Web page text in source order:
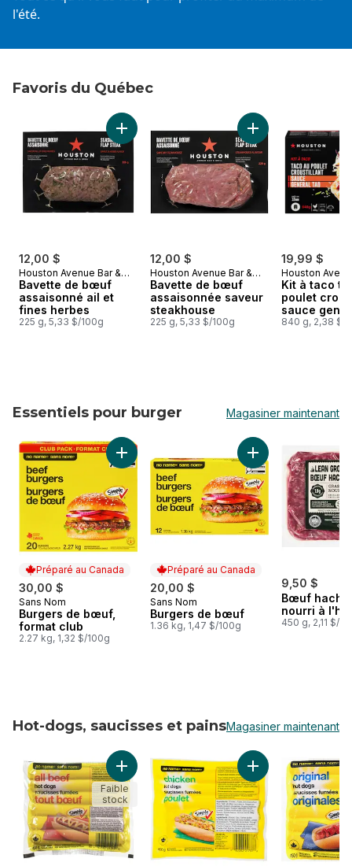
l'été.
Favoris du Québec
sauter Favoris du Québec
12,00 $
Houston Avenue Bar &
Grill
Bavette de bœuf
assaisonné ail et
fines herbes
225 g, 5,33 $/100g
Ajouter Bavette de bœuf assaisonné ail et
12,00 $
Houston Avenue Bar &
Grill
Bavette de bœuf
assaisonnée saveur
steakhouse
225 g, 5,33 $/100g
Ajouter Bavette
19,99 $
Houston
Grill
Kit à taco
poulet
sauce
840 g, 2,38 $/
Essentiels pour burger Magasiner maintenant
sauter Essentiels pour burger
Préparé au Canada
30,00 $
Préparé au Canada
Sans Nom
Burgers de bœuf,
format club
2.27 kg, 1,32 $/100g
Ajouter Burgers de bœuf, format club au
Préparé au Canada
20,00 $
Préparé au Canada
Sans Nom
Burgers de bœuf
1.36 kg, 1,47 $/100g
Ajouter Burgers
9,50 $
Bœuf haché
nourri à
450 g, 2,11 $/
Hot-dogs, saucisses et painsMagasiner maintenant
sauter Hot-dogs, saucisses et pains
Ajouter Saucisses fumées tout bœuf au
Faible
stock
Ajouter Hot-dogs